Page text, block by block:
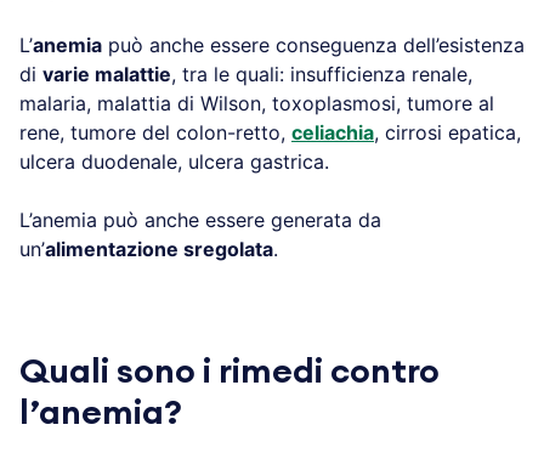
L’anemia può anche essere conseguenza dell’esistenza
di varie malattie, tra le quali: insufficienza renale,
malaria, malattia di Wilson, toxoplasmosi, tumore al
rene, tumore del colon-retto, celiachia, cirrosi epatica,
ulcera duodenale, ulcera gastrica.
L’anemia può anche essere generata da
un’alimentazione sregolata.
Quali sono i rimedi contro
l’anemia?